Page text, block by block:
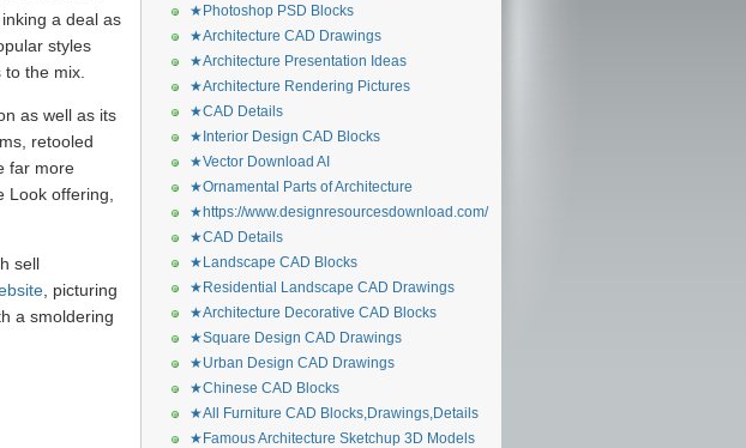
a deal as
styles
the mix.
as well as its
retooled
far more
offering,
sell
, picturing
a smoldering
★Photoshop PSD Blocks
★Architecture CAD Drawings
★Architecture Presentation Ideas
★Architecture Rendering Pictures
★CAD Details
★Interior Design CAD Blocks
★Vector Download AI
★Ornamental Parts of Architecture
★https://www.designresourcesdownload.com/
★CAD Details
★Landscape CAD Blocks
★Residential Landscape CAD Drawings
★Architecture Decorative CAD Blocks
★Square Design CAD Drawings
★Urban Design CAD Drawings
★Chinese CAD Blocks
★All Furniture CAD Blocks,Drawings,Details
★Famous Architecture Sketchup 3D Models